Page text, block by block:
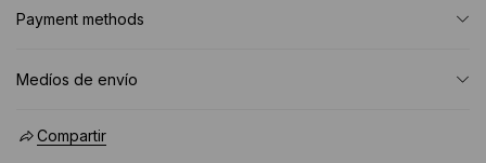
Payment methods
Medíos de envío
Compartir